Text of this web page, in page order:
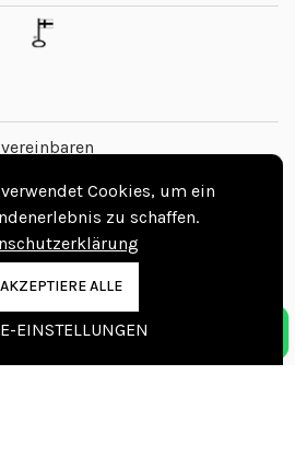
Cookies, um ein
zu schaffen.
ALLE
EINSTELLUNGEN